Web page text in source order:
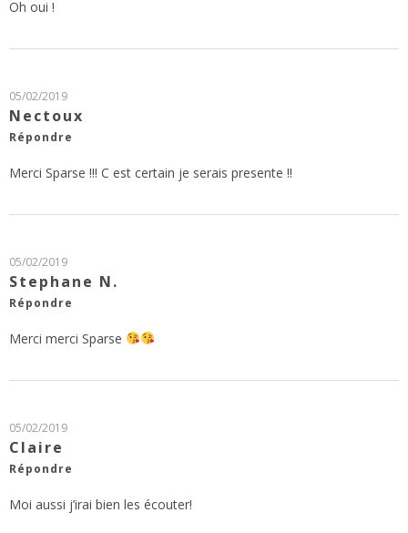
Oh oui !
05/02/2019
Nectoux
Répondre
Merci Sparse !!! C est certain je serais presente !!
05/02/2019
Stephane N.
Répondre
Merci merci Sparse
05/02/2019
Claire
Répondre
Moi aussi j’irai bien les écouter!